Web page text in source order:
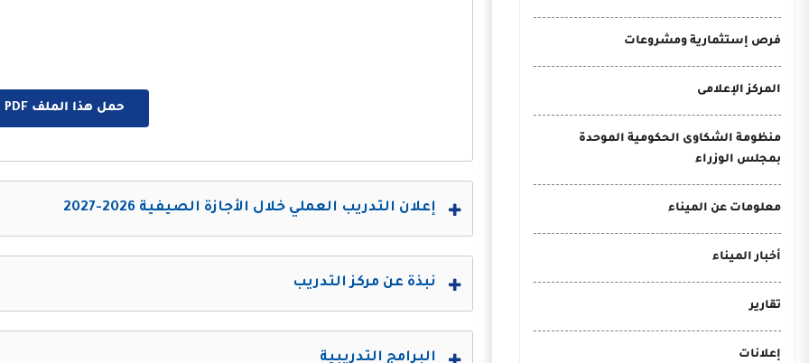
فرص إستثمارية ومشروعات
المركز الإعلامى
منظومة الشكاوى الحكومية الموحدة
بمجلس الوزراء
معلومات عن الميناء
أخبار الميناء
تقارير
إعلانات
حمل هذا الملف PDF الان
إعلان التدريب العملي خلال الأجازة الصيفية 2026-2027
نبذة عن مركز التدريب
البرامج التدريبية